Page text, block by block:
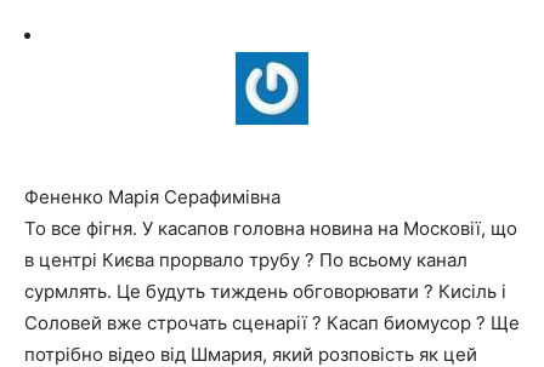
Фененко Марія Серафимівна
То все фігня. У касапов головна новина на Московії, що
в центрі Києва прорвало трубу ? По всьому канал
сурмлять. Це будуть тиждень обговорювати ? Кисіль і
Соловей вже строчать сценарії ? Касап биомусор ? Ще
потрібно відео від Шмария, який розповість як цей